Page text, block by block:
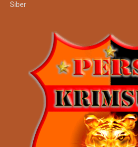
Siber